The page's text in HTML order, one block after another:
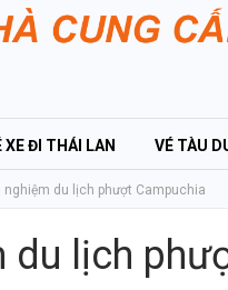
XE ĐI THÁI LAN VÉ TÀU
nghiệm du lịch phượt Campuchia
du lịch